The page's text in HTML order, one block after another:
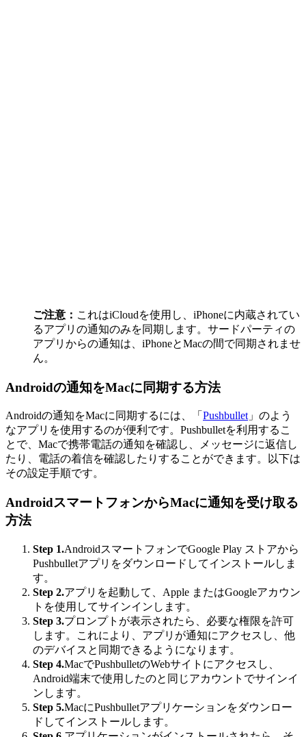
ご注意： これはiCloudを使用し、iPhoneに内蔵されてい
るアプリの通知のみを同期します。サードパーティの
アプリからの通知は、iPhoneとMacの間で同期されませ
ん。
Androidの通知をMacに同期する方法
Androidの通知をMacに同期するには、「 Pushbullet」のよう
なアプリを使用するのが便利です。Pushbulletを利用するこ
とで、Macで携帯電話の通知を確認し、メッセージに返信し
たり、電話の着信を確認したりすることができます。以下は
その設定手順です。
AndroidスマートフォンからMacに通知を受け取る
方法
Step 1.AndroidスマートフォンでGoogle Play ストアから
Pushbulletアプリをダウンロードしてインストールしま
す。
Step 2.アプリを起動して、Apple またはGoogleアカウン
トを使用してサインインします。
Step 3.プロンプトが表示されたら、必要な権限を許可
します。これにより、アプリが通知にアクセスし、他
のデバイスと同期できるようになります。
Step 4.MacでPushbulletのWebサイトにアクセスし、
Android端末で使用したのと同じアカウントでサインイ
ンします。
Step 5.MacにPushbulletアプリケーションをダウンロー
ドしてインストールします。